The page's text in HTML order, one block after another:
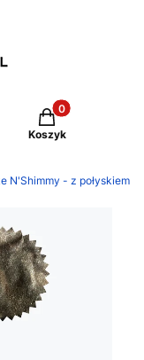
Produkty w
Koszyk
N'Shimmy - z połyskiem